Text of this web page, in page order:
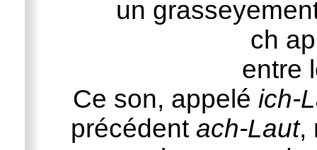
un
ch
entre
Ce son, appeléich-
précédent ach-Laut,